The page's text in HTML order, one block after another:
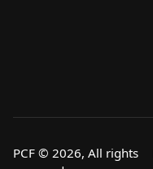
PCF © 2026, All rights